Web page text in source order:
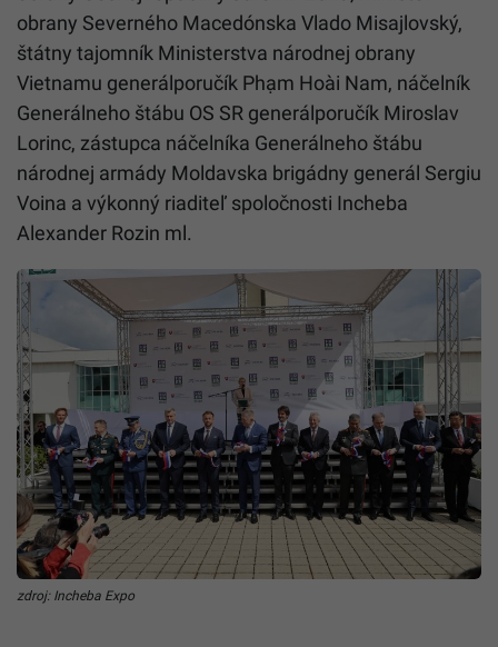
obrany Severného Macedónska Vlado Misajlovský,
štátny tajomník Ministerstva národnej obrany
Vietnamu generálporučík Phạm Hoài Nam, náčelník
Generálneho štábu OS SR generálporučík Miroslav
Lorinc, zástupca náčelníka Generálneho štábu
národnej armády Moldavska brigádny generál Sergiu
Voina a výkonný riaditeľ spoločnosti Incheba
Alexander Rozin ml.
zdroj: Incheba Expo